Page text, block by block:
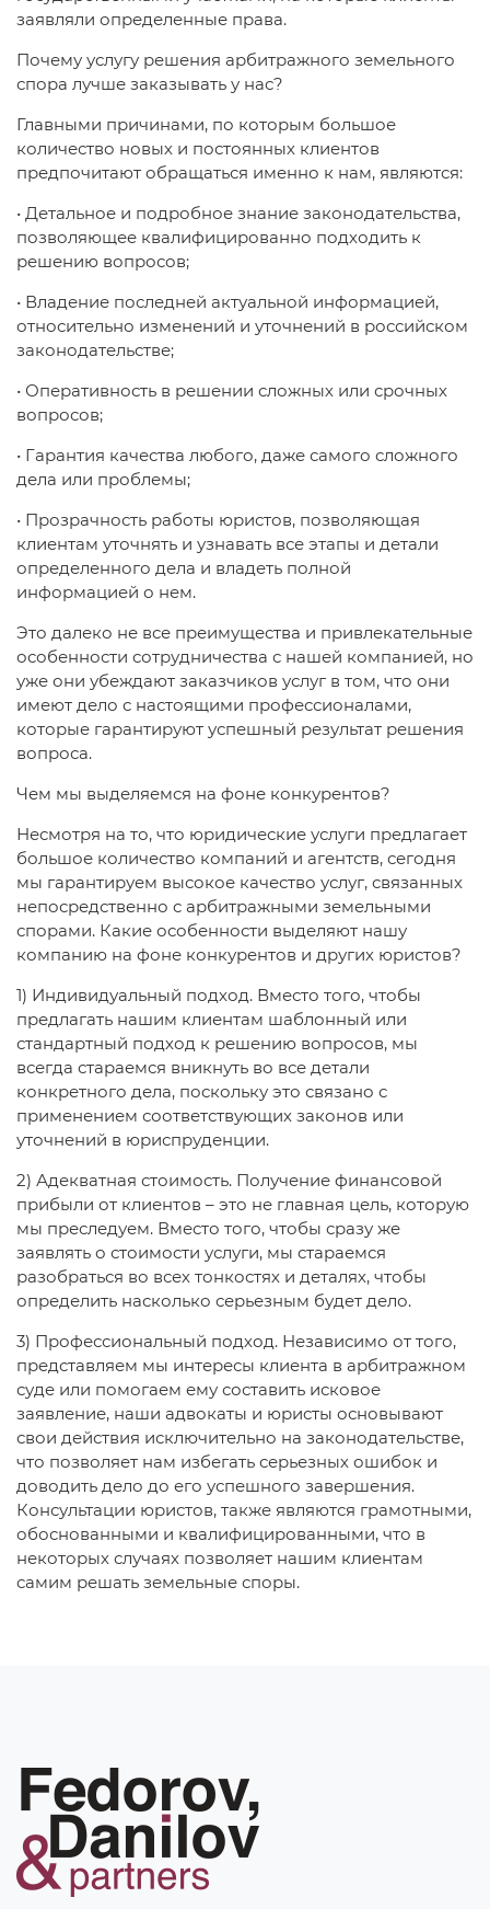
заявляли определенные права.
Почему услугу решения арбитражного земельного
спора лучше заказывать у нас?
Главными причинами, по которым большое
количество новых и постоянных клиентов
предпочитают обращаться именно к нам, являются:
• Детальное и подробное знание законодательства,
позволяющее квалифицированно подходить к
решению вопросов;
• Владение последней актуальной информацией,
относительно изменений и уточнений в российском
законодательстве;
• Оперативность в решении сложных или срочных
вопросов;
• Гарантия качества любого, даже самого сложного
дела или проблемы;
• Прозрачность работы юристов, позволяющая
клиентам уточнять и узнавать все этапы и детали
определенного дела и владеть полной
информацией о нем.
Это далеко не все преимущества и привлекательные
особенности сотрудничества с нашей компанией, но
уже они убеждают заказчиков услуг в том, что они
имеют дело с настоящими профессионалами,
которые гарантируют успешный результат решения
вопроса.
Чем мы выделяемся на фоне конкурентов?
Несмотря на то, что юридические услуги предлагает
большое количество компаний и агентств, сегодня
мы гарантируем высокое качество услуг, связанных
непосредственно с арбитражными земельными
спорами. Какие особенности выделяют нашу
компанию на фоне конкурентов и других юристов?
1) Индивидуальный подход. Вместо того, чтобы
предлагать нашим клиентам шаблонный или
стандартный подход к решению вопросов, мы
всегда стараемся вникнуть во все детали
конкретного дела, поскольку это связано с
применением соответствующих законов или
уточнений в юриспруденции.
2) Адекватная стоимость. Получение финансовой
прибыли от клиентов – это не главная цель, которую
мы преследуем. Вместо того, чтобы сразу же
заявлять о стоимости услуги, мы стараемся
разобраться во всех тонкостях и деталях, чтобы
определить насколько серьезным будет дело.
3) Профессиональный подход. Независимо от того,
представляем мы интересы клиента в арбитражном
суде или помогаем ему составить исковое
заявление, наши адвокаты и юристы основывают
свои действия исключительно на законодательстве,
что позволяет нам избегать серьезных ошибок и
доводить дело до его успешного завершения.
Консультации юристов, также являются грамотными,
обоснованными и квалифицированными, что в
некоторых случаях позволяет нашим клиентам
самим решать земельные споры.